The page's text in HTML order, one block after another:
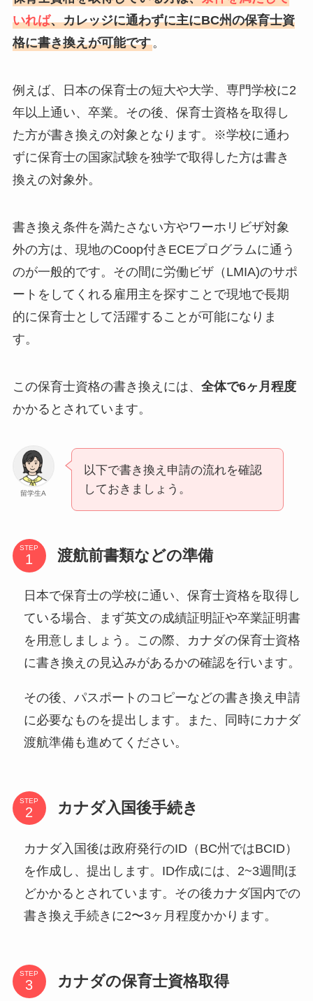
いれば、カレッジに通わずに主にBC州の保育士資
格に書き換えが可能です。
例えば、日本の保育士の短大や大学、専門学校に2
年以上通い、卒業。その後、保育士資格を取得し
た方が書き換えの対象となります。※学校に通わ
ずに保育士の国家試験を独学で取得した方は書き
換えの対象外。
書き換え条件を満たさない方やワーホリビザ対象
外の方は、現地のCoop付きECEプログラムに通う
のが一般的です。その間に労働ビザ（LMIA)のサポ
ートをしてくれる雇用主を探すことで現地で長期
的に保育士として活躍することが可能になりま
す。
この保育士資格の書き換えには、 全体で6ヶ月程度
かかるとされています。
留学生A
以下で書き換え申請の流れを確認
しておきましょう。
STEP 渡航前書類などの準備
日本で保育士の学校に通い、保育士資格を取得し
ている場合、まず英文の成績証明証や卒業証明書
を用意しましょう。この際、カナダの保育士資格
に書き換えの見込みがあるかの確認を行います。
その後、パスポートのコピーなどの書き換え申請
に必要なものを提出します。また、同時にカナダ
渡航準備も進めてください。
STEP カナダ入国後手続き
カナダ入国後は政府発行のID（BC州ではBCID）
を作成し、提出します。ID作成には、2~3週間ほ
どかかるとされています。その後カナダ国内での
書き換え手続きに2〜3ヶ月程度かかります。
STEP カナダの保育士資格取得